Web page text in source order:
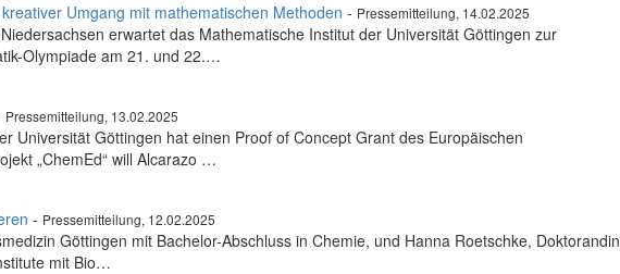
Umgang mit mathematischen Methoden - Pressemitteilung, 14.02.2025
erwartet das Mathematische Institut der Universität Göttingen zur
Olympiade am 21. und 22.…
Pressemitteilung, 13.02.2025
Universität Göttingen hat einen Proof of Concept Grant des Europäischen
„ChemEd“ will Alcarazo …
- Pressemitteilung, 12.02.2025
Göttingen mit Bachelor-Abschluss in Chemie, und Hanna Roetschke, Doktorandin
mit Bio…